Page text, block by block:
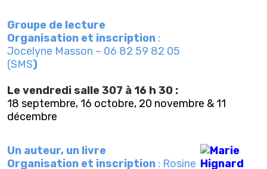
Groupe de lecture
Organisation et inscription :
Jocelyne Masson – 06 82 59 82 05
(SMS)
Le vendredi salle 307 à 16 h 30 :
18 septembre, 16 octobre, 20 novembre & 11
décembre
Un auteur, un livre
Organisation et inscription : Rosine